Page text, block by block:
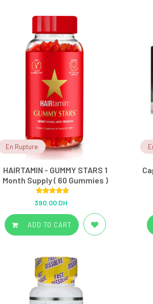
En Rupture
HAIRTAMIN - GUMMY STARS 1
Month Supply ( 60 Gummies )
out of 5
390.00 DH
ADD TO CART